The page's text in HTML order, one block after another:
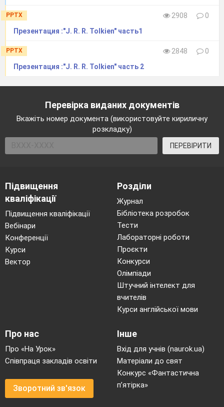
PPTX 2908
0
Презентация :"J. R. R. Tolkien" часть1
PPTX 2848
0
Презентация :"J. R. R. Tolkien" часть 2
Перевірка виданих документів
Вкажіть номер документа (використовуйте кириличну
розкладку)
ПЕРЕВІРИТИ
Підвищення
кваліфікації
Підвищення кваліфікації
Вебінари
Конференції
Курси
Вектор
Розділи
Журнал
Бібліотека розробок
Тести
Лабораторні роботи
Проєкти
Конкурси
Олімпіади
Штучний інтелект для
вчителів
Курси англійської мови
Про нас
Про «На Урок»
Співпраця закладів освіти
Зворотний зв'язок
Інше
Вхід для учнів (naurok.ua)
Матеріали до свят
Конкурс «Фантастична
п’ятірка»